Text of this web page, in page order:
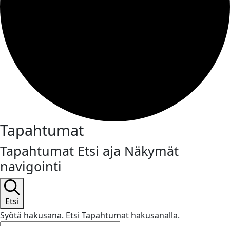
Tapahtumat
Tapahtumat Etsi aja Näkymät
navigointi
Etsi
Syötä hakusana. Etsi Tapahtumat hakusanalla.